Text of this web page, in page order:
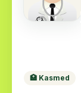
🏥 Kasmed